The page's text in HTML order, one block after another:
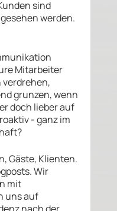
sind
werden.
Mitarbeiter
grunzen, wenn
doch lieber auf
- ganz im
Gäste, Klienten.
Wir
mit
uns auf